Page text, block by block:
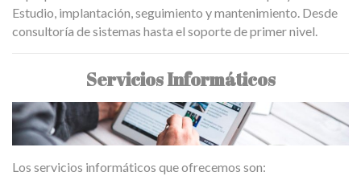
Estudio, implantación, seguimiento y mantenimiento. Desde
consultoría de sistemas hasta el soporte de primer nivel.
Servicios Informáticos
Los servicios informáticos que ofrecemos son: